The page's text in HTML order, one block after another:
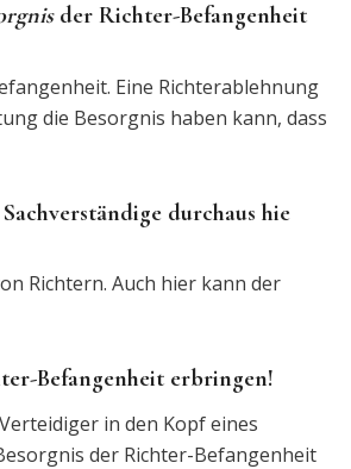
der Richter-Befangenheit
Eine Richterablehnung
die Besorgnis haben kann, dass
durchaus hie
Richtern. Auch hier kann der
Befangenheit erbringen!
in den Kopf eines
der Richter-Befangenheit